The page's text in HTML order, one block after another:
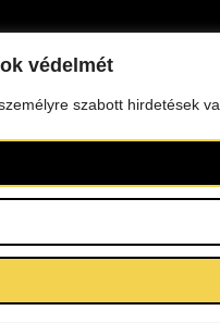
védelmét
szabott hirdetések